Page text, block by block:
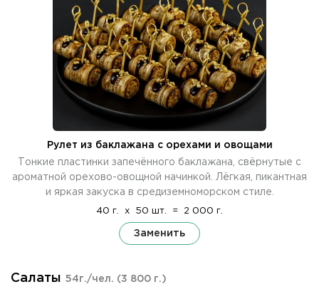
Рулет из баклажана с орехами и овощами
Тонкие пластинки запечённого баклажана, свёрнутые с
ароматной орехово-овощной начинкой. Лёгкая, пикантная
и яркая закуска в средиземноморском стиле.
40 г. x 50 шт. = 2 000 г.
Заменить
Салаты 54г./чел. (3 800 г.)